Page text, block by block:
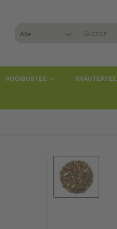
Alle
ROOIBOSTEE KRÄUTERTEE